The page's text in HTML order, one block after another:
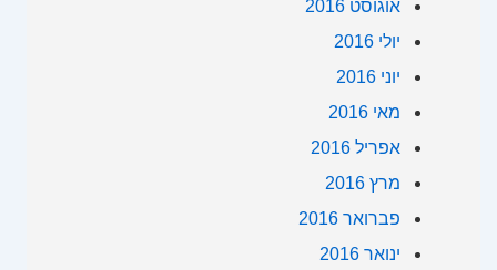
אוגוסט 2016
יולי 2016
יוני 2016
מאי 2016
אפריל 2016
מרץ 2016
פברואר 2016
ינואר 2016